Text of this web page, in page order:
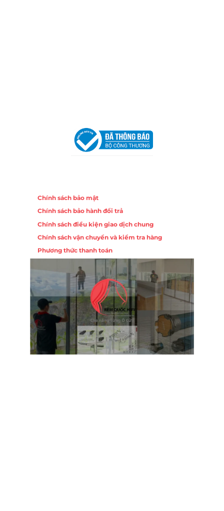
Chính sách bảo mật
Chính sách bảo hành đổi trả
Chính sách điều kiện giao dịch chung
Chính sách vận chuyển và kiểm tra hàng
Phương thức thanh toán